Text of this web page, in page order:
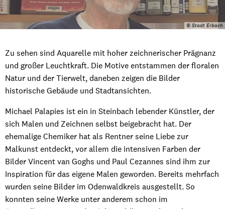
© Stadt Erbach
Zu sehen sind Aquarelle mit hoher zeichnerischer Prägnanz
und großer Leuchtkraft. Die Motive entstammen der floralen
Natur und der Tierwelt, daneben zeigen die Bilder
historische Gebäude und Stadtansichten.
Michael Palapies ist ein in Steinbach lebender Künstler, der
sich Malen und Zeichnen selbst beigebracht hat. Der
ehemalige Chemiker hat als Rentner seine Liebe zur
Malkunst entdeckt, vor allem die intensiven Farben der
Bilder Vincent van Goghs und Paul Cezannes sind ihm zur
Inspiration für das eigene Malen geworden. Bereits mehrfach
wurden seine Bilder im Odenwaldkreis ausgestellt. So
konnten seine Werke unter anderem schon im